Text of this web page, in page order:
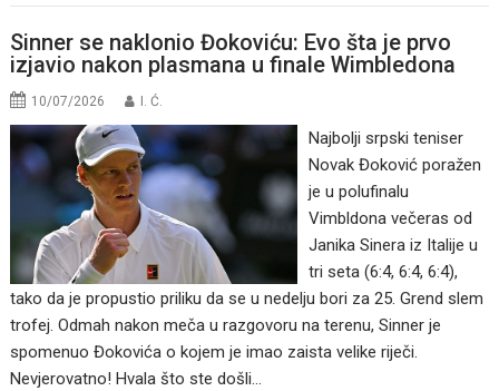
Sinner se naklonio Đokoviću: Evo šta je prvo
izjavio nakon plasmana u finale Wimbledona
10/07/2026 I. Ć.
Najbolji srpski teniser
Novak Đoković poražen
je u polufinalu
Vimbldona večeras od
Janika Sinera iz Italije u
tri seta (6:4, 6:4, 6:4),
tako da je propustio priliku da se u nedelju bori za 25. Grend slem
trofej. Odmah nakon meča u razgovoru na terenu, Sinner je
spomenuo Đokovića o kojem je imao zaista velike riječi.
Nevjerovatno! Hvala što ste došli…